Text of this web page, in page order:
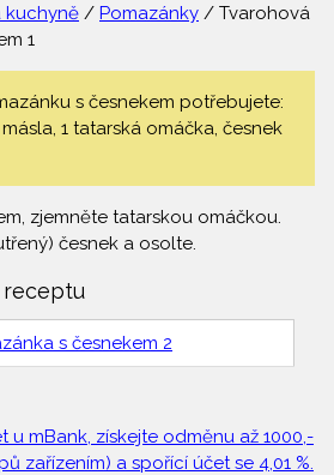
kuchyně / Pomazánky / Tvarohová
1
s česnekem potřebujete:
1 tatarská omáčka, česnek
zjemněte tatarskou omáčkou.
česnek a osolte.
receptu
s česnekem 2
u mBank, získejte odměnu až 1000,-
zařízením) a spořící účet se 4,01 %.